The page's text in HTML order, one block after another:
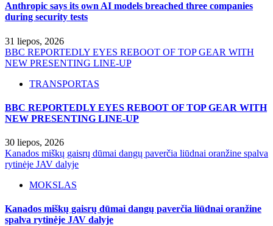
Anthropic says its own AI models breached three companies
during security tests
31 liepos, 2026
BBC REPORTEDLY EYES REBOOT OF TOP GEAR WITH
NEW PRESENTING LINE-UP
TRANSPORTAS
BBC REPORTEDLY EYES REBOOT OF TOP GEAR WITH
NEW PRESENTING LINE-UP
30 liepos, 2026
Kanados miškų gaisrų dūmai dangų paverčia liūdnai oranžine spalva
rytinėje JAV dalyje
MOKSLAS
Kanados miškų gaisrų dūmai dangų paverčia liūdnai oranžine
spalva rytinėje JAV dalyje